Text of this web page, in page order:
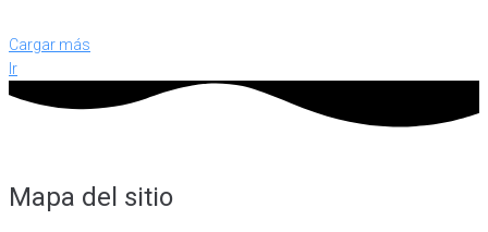
Cargar más
Ir
Mapa del sitio